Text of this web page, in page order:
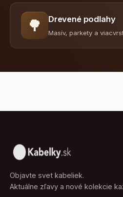
🌳 Drevené podlahy
Masív, parkety a
Objavte svet kabeliek.
Aktuálne zľavy a nové kolekcie